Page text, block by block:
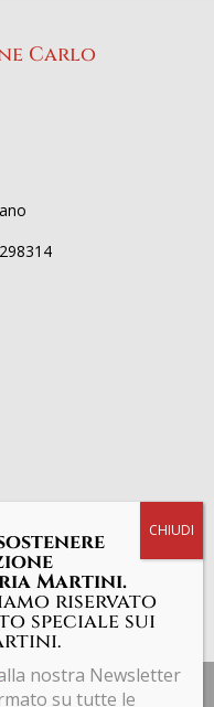
Carlo
Martini.
riservato
speciale sui
nostra Newsletter
su tutte le